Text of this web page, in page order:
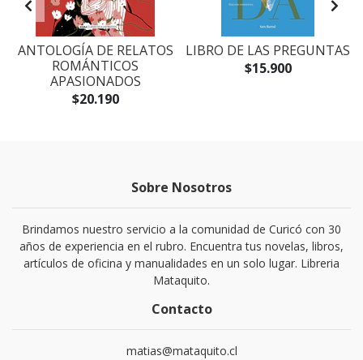
ANTOLOGÍA DE RELATOS
ROMÁNTICOS
APASIONADOS
$20.190
LIBRO DE LAS PREGUNTAS
$15.900
Sobre Nosotros
Brindamos nuestro servicio a la comunidad de Curicó con 30
años de experiencia en el rubro. Encuentra tus novelas, libros,
artículos de oficina y manualidades en un solo lugar. Libreria
Mataquito.
Contacto
matias@mataquito.cl